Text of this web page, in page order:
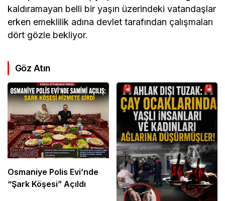
açıklamalarda bulundu. İş yaşantısı kendi
dinamiğinde belli zorlukları beraberinde getiriyor.
EYT’den yararlanamayan ve birbirinden farklı
kaldıramayan belli bir yaşın üzerindeki vatandaşlar
erken emeklilik adına devlet tarafından çalışmaları
dört gözle bekliyor.
Göz Atın